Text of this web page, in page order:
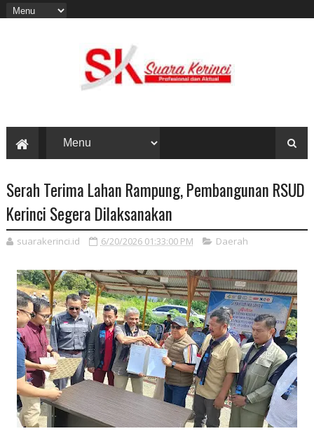
Serah Terima Lahan Rampung, Pembangunan RSUD
Kerinci Segera Dilaksanakan
suarakerinci.id 6/20/2026 01:33:00 PM Daerah